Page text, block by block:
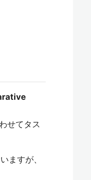
せてタス
ますが、